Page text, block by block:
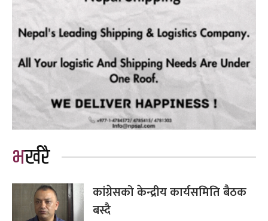
भर्खरै
कांग्रेसको केन्द्रीय कार्यसमिति बैठक
बस्दै